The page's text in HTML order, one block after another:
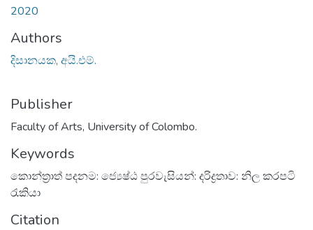
2020
Authors
දිසානයක, අයි.එම්.
Publisher
Faculty of Arts, University of Colombo.
Keywords
කොන්ත්‍රාත් පදනම: ජ්‍යෙෂ්ඨ පුරවැසියන්: දරිද්‍රතාව: නිල කරපටි
රැකියා
Citation